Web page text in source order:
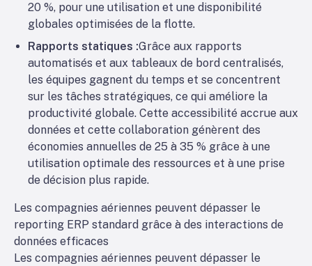
20 %, pour une utilisation et une disponibilité
globales optimisées de la flotte.
Rapports statiques :Grâce aux rapports
automatisés et aux tableaux de bord centralisés,
les équipes gagnent du temps et se concentrent
sur les tâches stratégiques, ce qui améliore la
productivité globale. Cette accessibilité accrue aux
données et cette collaboration génèrent des
économies annuelles de 25 à 35 % grâce à une
utilisation optimale des ressources et à une prise
de décision plus rapide.
Les compagnies aériennes peuvent dépasser le
reporting ERP standard grâce à des interactions de
données efficaces
Les compagnies aériennes peuvent dépasser le